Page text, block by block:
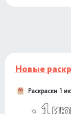
Новые
Раскраски 1